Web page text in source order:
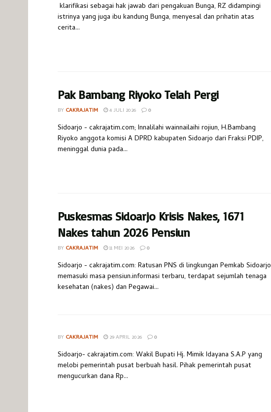
klarifikasi sebagai hak jawab dari pengakuan Bunga, RZ didampingi
istrinya yang juga ibu kandung Bunga, menyesal dan prihatin atas
cerita...
Pak Bambang Riyoko Telah Pergi
BY CAKRAJATIM 4 JULI 2026 0
Sidoarjo - cakrajatim.com; Innalilahi wainnailaihi rojiun, H.Bambang
Riyoko anggota komisi A DPRD kabupaten Sidoarjo dari Fraksi PDIP,
meninggal dunia pada...
Puskesmas Sidoarjo Krisis Nakes, 1671
Nakes tahun 2026 Pensiun
BY CAKRAJATIM 11 MEI 2026 0
Sidoarjo - cakrajatim.com: Ratusan PNS di lingkungan Pemkab Sidoarjo
memasuki masa pensiun.informasi terbaru, terdapat sejumlah tenaga
kesehatan (nakes) dan Pegawai...
BY CAKRAJATIM 29 APRIL 2026 0
Sidoarjo- cakrajatim.com: Wakil Bupati Hj. Mimik Idayana S.A.P yang
melobi pemerintah pusat berbuah hasil. Pihak pemerintah pusat
mengucurkan dana Rp...